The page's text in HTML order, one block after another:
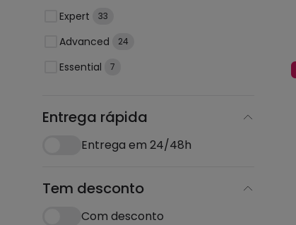
Expert 33
Advanced 24
Essential 7
Entrega rápida
Entrega em 24/48h
Tem desconto
Com desconto